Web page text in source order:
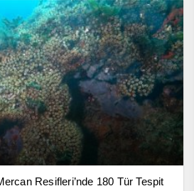
Resifleri’nde 180 Tür Tespit